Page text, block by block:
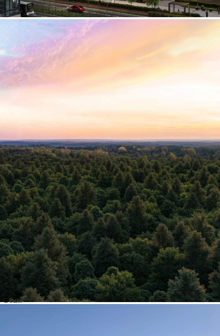
Продажа
125461 - Г. ХИМКИ,
ИВАКИНО КВАРТАЛ, Д.1
Москва / Московская обл
Навигация
Характеристики
О помещении
Где находится
Контакты
Другие объявления
Характеристики помещения
№ объявления
125461
Дата размещения
25.07.2026
Город
Химки
Адрес
Ивакино квартал, д.1
Расположено
Этаж